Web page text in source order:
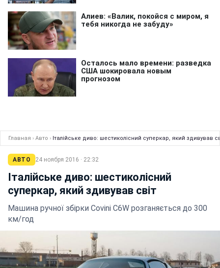
Главная › Авто › Італійське диво: шестиколісний суперкар, який здивував
АВТО 24 ноября 2016 · 22:32
Італійське диво: шестиколісний
суперкар, який здивував світ
Машина ручної збірки Covini C6W розганяється до 300
км/год